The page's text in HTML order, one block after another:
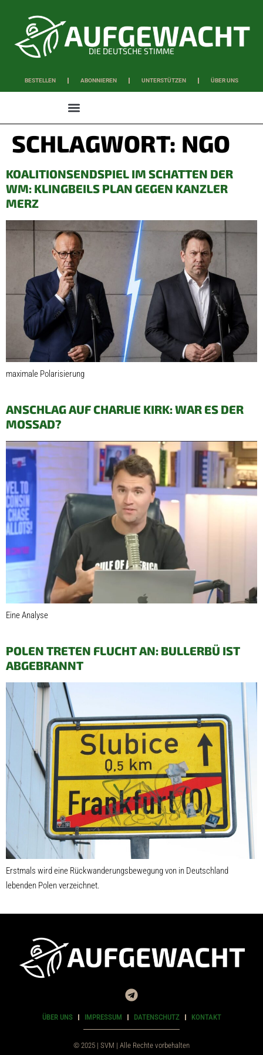
DIE DEUTSCHE STIMME
BESTELLEN ABONNIEREN UNTERSTÜTZEN ÜBER UNS
SCHLAGWORT: NGO
KOALITIONSENDSPIEL IM SCHATTEN DER
WM: KLINGBEILS PLAN GEGEN KANZLER
MERZ
maximale Polarisierung
ANSCHLAG AUF CHARLIE KIRK: WAR ES DER
MOSSAD?
Eine Analyse
POLEN TRETEN FLUCHT AN: BULLERBÜ IST
ABGEBRANNT
Erstmals wird eine Rückwanderungsbewegung von in Deutschland
lebenden Polen verzeichnet.
ÜBER UNS IMPRESSUM DATENSCHUTZ KONTAKT
© 2025 | SVM | Alle Rechte vorbehalten